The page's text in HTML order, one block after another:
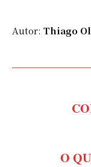
Autor: Thiago
O